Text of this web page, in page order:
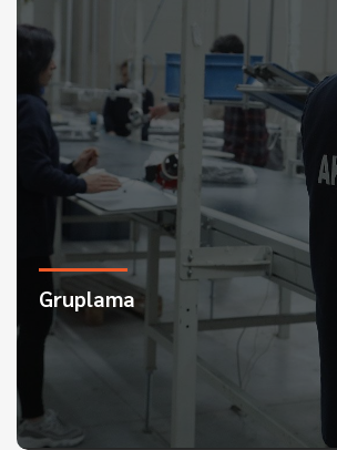
Gruplama